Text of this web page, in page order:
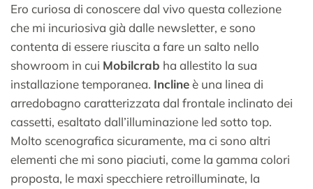
Ero curiosa di conoscere dal vivo questa collezione
che mi incuriosiva già dalle newsletter, e sono
contenta di essere riuscita a fare un salto nello
showroom in cui Mobilcrab ha allestito la sua
installazione temporanea. Inclineè una linea di
arredobagno caratterizzata dal frontale inclinato dei
cassetti, esaltato dall’illuminazione led sotto top.
Molto scenografica sicuramente, ma ci sono altri
elementi che mi sono piaciuti, come la gamma colori
proposta, le maxi specchiere retroilluminate, la